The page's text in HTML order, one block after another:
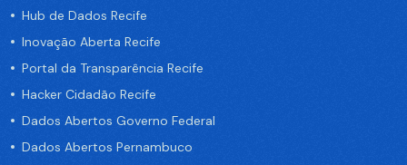
Hub de Dados Recife
Inovação Aberta Recife
Portal da Transparência Recife
Hacker Cidadão Recife
Dados Abertos Governo Federal
Dados Abertos Pernambuco